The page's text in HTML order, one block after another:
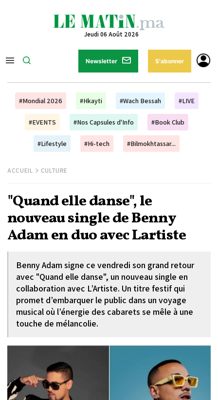
Jeudi 06 Août 2026
Newsletter S'abonner
#Mondial 2026 #Hkayti #Wach Bessah #LIVE
#EVENTS #Nos Capsules d'Info #Book Club
#Lifestyle #Hi-tech #Bilmokhtassar...
ACCUEIL CULTURE
"Quand elle danse", le
nouveau single de Benny
Adam en duo avec Lartiste
Benny Adam signe ce vendredi son grand retour
avec "Quand elle danse", un nouveau single en
collaboration avec L’Artiste. Un titre festif qui
promet d’embarquer le public dans un voyage
musical où l’énergie des cabarets se mêle à une
touche de mélancolie.